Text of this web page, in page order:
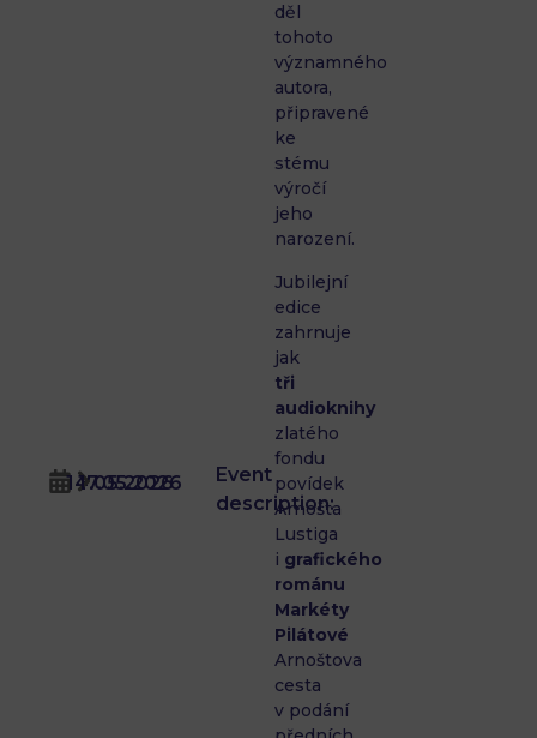
14.05.2026
17.05.2026
Event
description:
děl
tohoto
významného
autora,
připravené
ke
stému
výročí
jeho
narození.
Jubilejní
edice
zahrnuje
jak
tři
audioknihy
zlatého
fondu
povídek
Arnošta
Lustiga
i grafického
románu
Markéty
Pilátové
Arnoštova
cesta
v podání